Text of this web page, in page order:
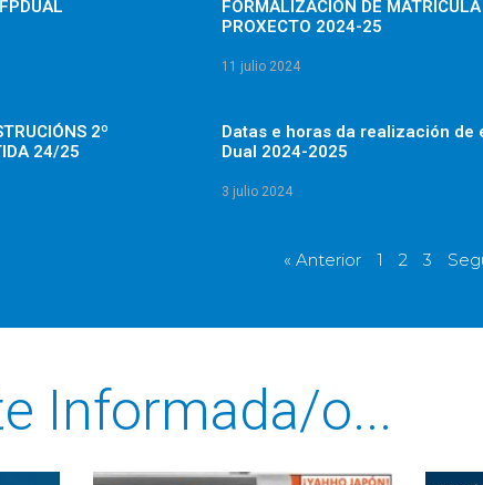
FORMALIZACIÓN DE
PROXECTO 2024-25
11 julio 2024
2º
24/25
Datas e horas da realización de
Dual 2024-2025
3 julio 2024
« Anterior 1 2 3
Informada/o...